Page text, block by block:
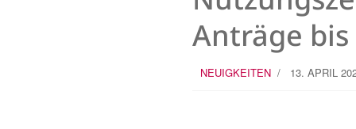
Anträge
NEUIGKEITEN 13. APRIL